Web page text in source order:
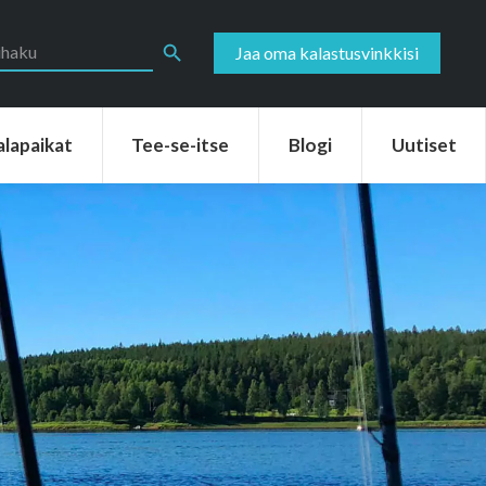
Jaa oma kalastusvinkkisi
Tee-se-itse Blogi Uutiset
Blogi Uutiset